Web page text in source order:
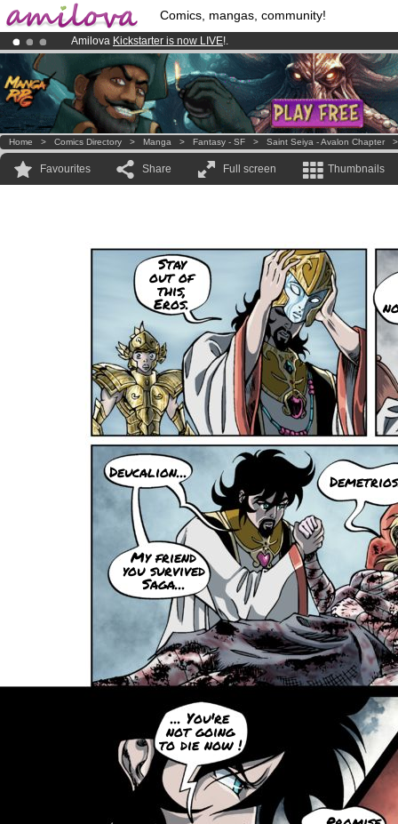
Comics, mangas, community!
Amilova Kickstarter is now LIVE!.
Already 100000membersand 1000comics & mangas!.
Premium membership from3.95 euros per month !Get membership
Home > Comics Directory > Manga > Fantasy - SF > Saint Seiya - Avalon Chapter
Favourites Share Full screen Thumbnails
Stay
out of
this,
Eros.
Deucalion...
My friend
you survived
Saga...
... You're
not going
to die now !